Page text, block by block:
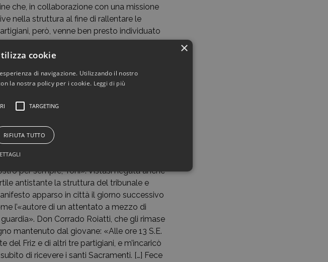
che, in collaborazione con una missione
nella struttura al fine di rallentare le
però, venne ben presto individuato
in un breve scontro a fuoco. In
compagni, F. decise di attirare l’attenzione
di Prampero, in provincia di Udine. Dopo
venne convocato insieme ad altri tre
sul retro di una fotografia: «Carissimi
Non piangete, ma siate forti e pregate.
di vostro figlio che sempre vi ha
per sempre, Toni». Vistasi negata anche
antistante la struttura del tribunale e
apparso in città il giorno successivo
l’«autore di un attentato a mezzo di
Don Corrado Roiatti, che gli rimase
mantenuto dal giovane: «Alle ore 13 S.E.
Friz e di altri tre partigiani, e m’incaricò
di ricevere i santi Sacramenti. […] Fece
×
cookie
di navigazione. Utilizzando il nostro
la nostra policy per i cookie. Leggi di più
TARGETING
RIFIUTA TUTTO